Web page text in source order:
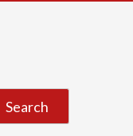
Search